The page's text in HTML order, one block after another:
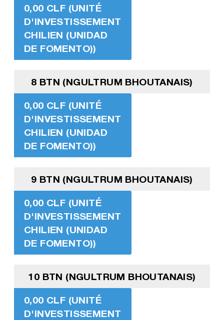
0,00 CLF (UNITÉ
D'INVESTISSEMENT
CHILIEN (UNIDAD
DE FOMENTO))
8 BTN (NGULTRUM BHOUTANAIS)
0,00 CLF (UNITÉ
D'INVESTISSEMENT
CHILIEN (UNIDAD
DE FOMENTO))
9 BTN (NGULTRUM BHOUTANAIS)
0,00 CLF (UNITÉ
D'INVESTISSEMENT
CHILIEN (UNIDAD
DE FOMENTO))
10 BTN (NGULTRUM BHOUTANAIS)
0,00 CLF (UNITÉ
D'INVESTISSEMENT